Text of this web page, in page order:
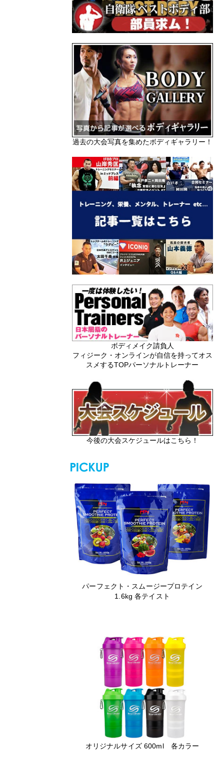
過去の大会写真を集めたボディギャラリー！
ボディメイク請負人
フィジーク・オンラインが自信を持ってオス
スメするTOPパーソナルトレーナー
今後の大会スケジュールはこちら！
パーフェクト・スムージープロテイン
1.6kg 各テイスト
オリジナルサイズ 600ml 各カラー